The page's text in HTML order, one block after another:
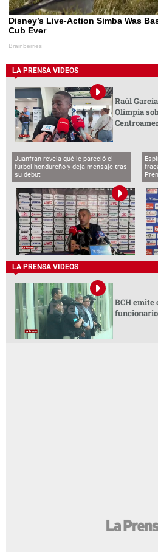
LA PRENSA VIDEOS
Raúl
Olimpia
Juanfran revela qué le pareció el
fútbol hondureño y deja mensaje tras
su debut
LA PRENSA VIDEOS
BCH emite